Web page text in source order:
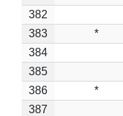
382
383
*
384
385
386
*
387